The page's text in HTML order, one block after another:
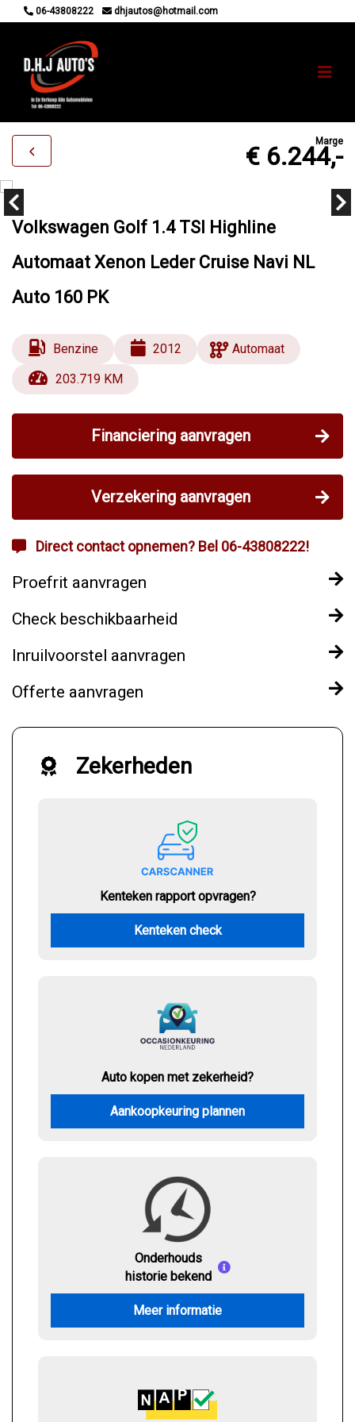
06-43808222 dhjautos@hotmail.com
Marge
€ 6.244,-
Volkswagen Golf 1.4 TSI Highline
Automaat Xenon Leder Cruise Navi NL
Auto 160 PK
Benzine 2012
Automaat
203.719 KM
Financiering aanvragen
Verzekering aanvragen
Direct contact opnemen? Bel 06-43808222!
Proefrit aanvragen
Check beschikbaarheid
Inruilvoorstel aanvragen
Offerte aanvragen
Zekerheden
Kenteken rapport opvragen?
Kenteken check
Auto kopen met zekerheid?
Aankoopkeuring plannen
Onderhouds
historie bekend
Meer informatie